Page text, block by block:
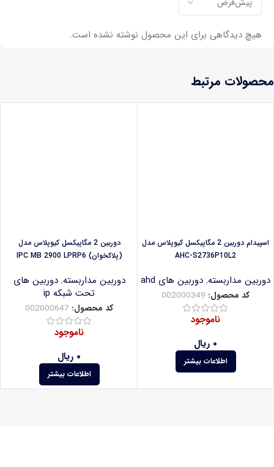
هیچ دیدگاهی برای این محصول نوشته نشده است.
محصولات مرتبط
اسپیدام دوربین 2 مگاپیکسل کیوپلاس مدل
AHC-S2736P10L2
دوربین مداربسته, دوربین های ahd
کد محصول: 002000349
ناموجود
۰ ریال
اطلاعات بیشتر
دوربین 2 مگاپیکسل کیوپلاس مدل
(پلاکخوان) IPC MB 2900 LPRP6
دوربین مداربسته,دوربین های
تحت شبکه ip
کد محصول: 002000647
ناموجود
۰ ریال
اطلاعات بیشتر